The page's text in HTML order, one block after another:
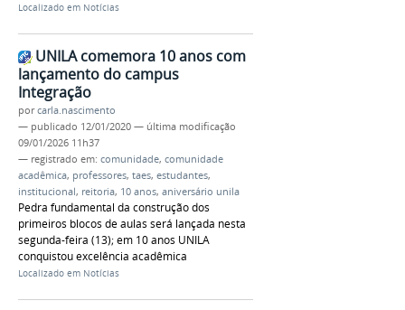
Localizado em Notícias
UNILA comemora 10 anos com
lançamento do campus
Integração
porcarla.nascimento
— publicado 12/01/2020 — última modificação
09/01/2026 11h37
— registrado em: comunidade, comunidade
acadêmica, professores, taes, estudantes,
institucional, reitoria, 10 anos, aniversário unila
Pedra fundamental da construção dos
primeiros blocos de aulas será lançada nesta
segunda-feira (13); em 10 anos UNILA
conquistou excelência acadêmica
Localizado em Notícias